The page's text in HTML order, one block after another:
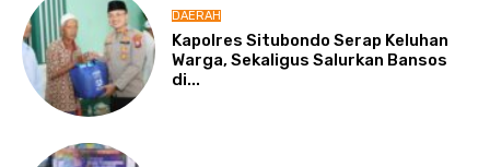
DAERAH
Kapolres Situbondo Serap Keluhan
Warga, Sekaligus Salurkan Bansos
di...